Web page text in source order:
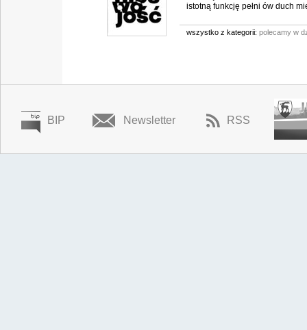
istotną funkcję pełni ów duch
wszystko z kategorii: polecamy w
BIP Newsletter RSS